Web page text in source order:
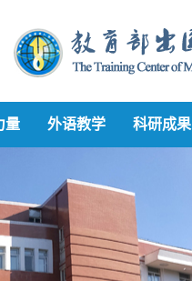
量 外语教学 科研成果